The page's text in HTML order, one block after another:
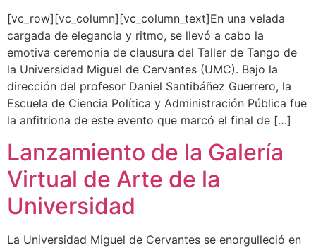
[vc_row][vc_column][vc_column_text]En una velada
cargada de elegancia y ritmo, se llevó a cabo la
emotiva ceremonia de clausura del Taller de Tango de
la Universidad Miguel de Cervantes (UMC). Bajo la
dirección del profesor Daniel Santibáñez Guerrero, la
Escuela de Ciencia Política y Administración Pública fue
la anfitriona de este evento que marcó el final de […]
Lanzamiento de la Galería
Virtual de Arte de la
Universidad
La Universidad Miguel de Cervantes se enorgulleció en